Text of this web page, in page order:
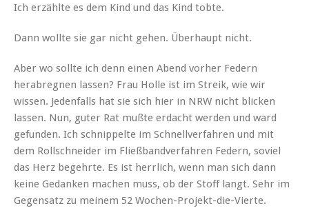
Ich erzählte es dem Kind und das Kind tobte.
Dann wollte sie gar nicht gehen. Überhaupt nicht.
Aber wo sollte ich denn einen Abend vorher Federn
herabregnen lassen? Frau Holle ist im Streik, wie wir
wissen. Jedenfalls hat sie sich hier in NRW nicht blicken
lassen. Nun, guter Rat mußte erdacht werden und ward
gefunden. Ich schnippelte im Schnellverfahren und mit
dem Rollschneider im Fließbandverfahren Federn, soviel
das Herz begehrte. Es ist herrlich, wenn man sich dann
keine Gedanken machen muss, ob der Stoff langt. Sehr im
Gegensatz zu meinem 52 Wochen-Projekt-die-Vierte.